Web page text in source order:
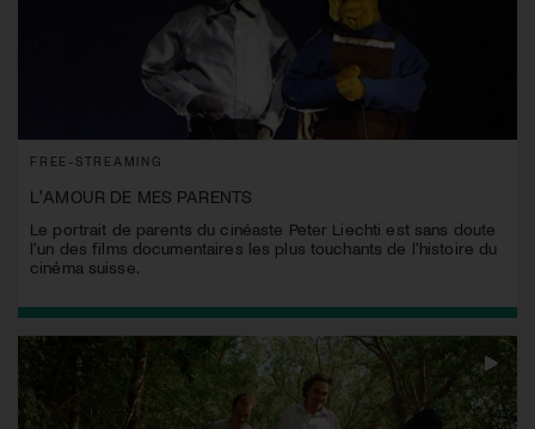
FREE-STREAMING
L'AMOUR DE MES PARENTS
Le portrait de parents du cinéaste Peter Liechti est sans doute
l'un des films documentaires les plus touchants de l'histoire du
cinéma suisse.